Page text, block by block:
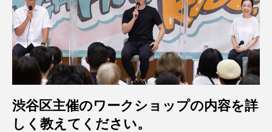
渋谷区主催のワークショップの内容を詳
しく教えてください。